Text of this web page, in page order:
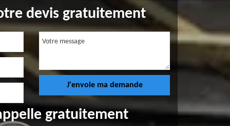
devis gratuitement
gratuitement